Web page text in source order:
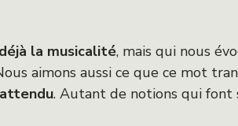
la musicalité, mais qui nous
aimons aussi ce que ce mot
. Autant de notions qui font